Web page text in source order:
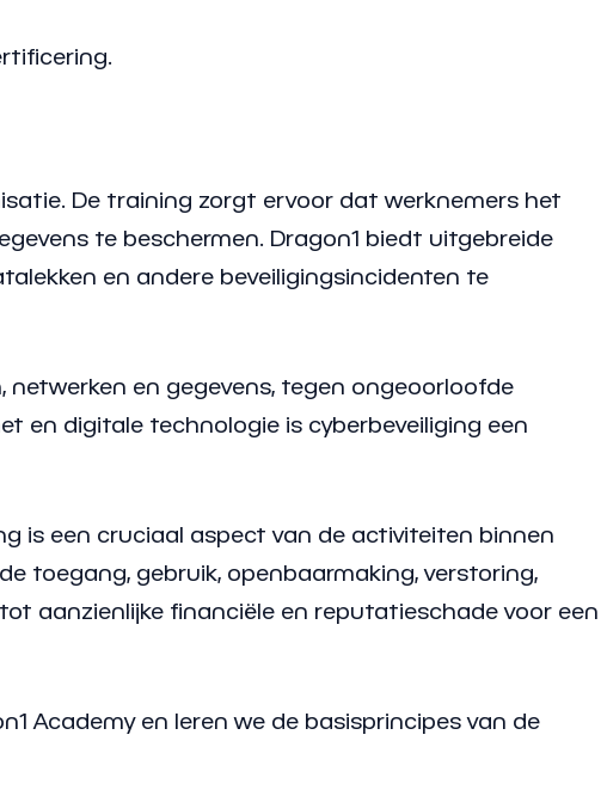
De training zorgt ervoor dat werknemers het
te beschermen. Dragon1 biedt uitgebreide
en andere beveiligingsincidenten te
en gegevens, tegen ongeoorloofde
en digitale technologie is cyberbeveiliging een
is een cruciaal aspect van de activiteiten binnen
toegang, gebruik, openbaarmaking, verstoring,
aanzienlijke financiële en reputatieschade voor een
Academy en leren we de basisprincipes van de